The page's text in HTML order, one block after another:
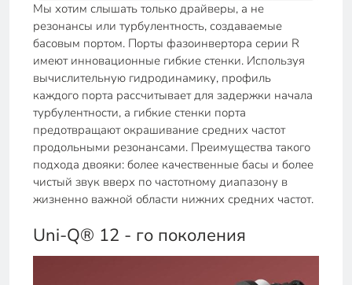
Мы хотим слышать только драйверы, а не
резонансы или турбулентность, создаваемые
басовым портом. Порты фазоинвертора серии R
имеют инновационные гибкие стенки. Используя
вычислительную гидродинамику, профиль
каждого порта рассчитывает для задержки начала
турбулентности, а гибкие стенки порта
предотвращают окрашивание средних частот
продольными резонансами. Преимущества такого
подхода двояки: более качественные басы и более
чистый звук вверх по частотному диапазону в
жизненно важной области нижних средних частот.
Uni-Q® 12 - го поколения